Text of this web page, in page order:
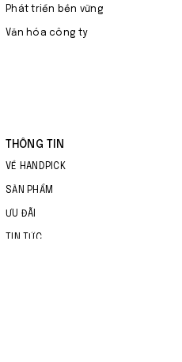
Phát triển bền vững
Văn hóa công ty
THÔNG TIN
VỀ HANDPICK
SẢN PHẨM
ƯU ĐÃI
TIN TỨC